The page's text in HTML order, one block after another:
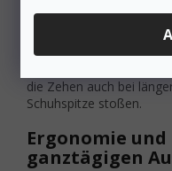
Die richtig gewählte
die Zehen auch bei
Schuhspitze stoßen.
Ergonomie
ganztägigen